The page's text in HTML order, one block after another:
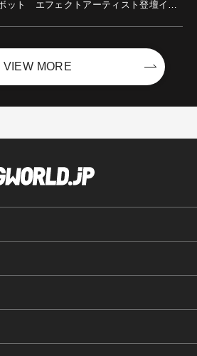
ット エフェクトアーティスト登壇イベ
VIEW MORE